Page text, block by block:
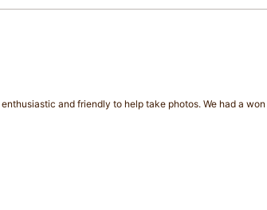
and friendly to help take photos. We had a won